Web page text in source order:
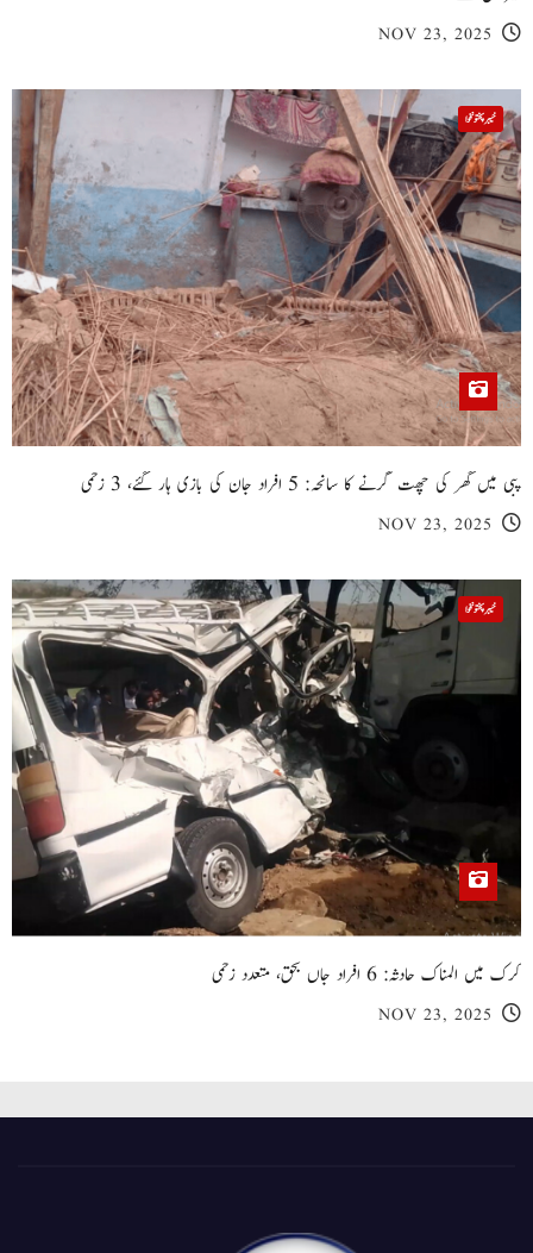
NOV 23, 2025
خیبر پختونخوا
پبی میں گھر کی چھت گرنے کا سانحہ: 5 افراد جان کی بازی ہار گئے، 3 زخمی
NOV 23, 2025
خیبر پختونخوا
کرک میں المناک حادثہ: 6 افراد جاں بحق، متعدد زخمی
NOV 23, 2025